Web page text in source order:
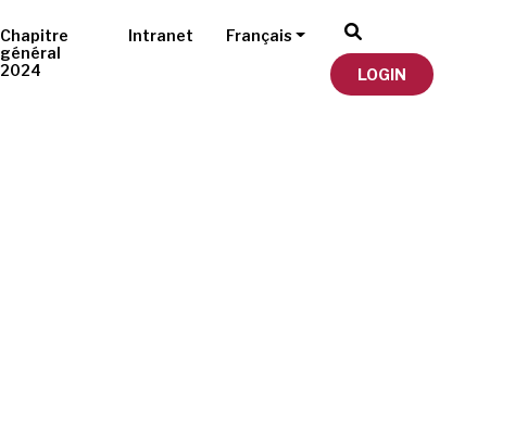
Chapitre
général
2024
Intranet Français
LOGIN